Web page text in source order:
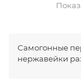
Самогонные
нержавейки